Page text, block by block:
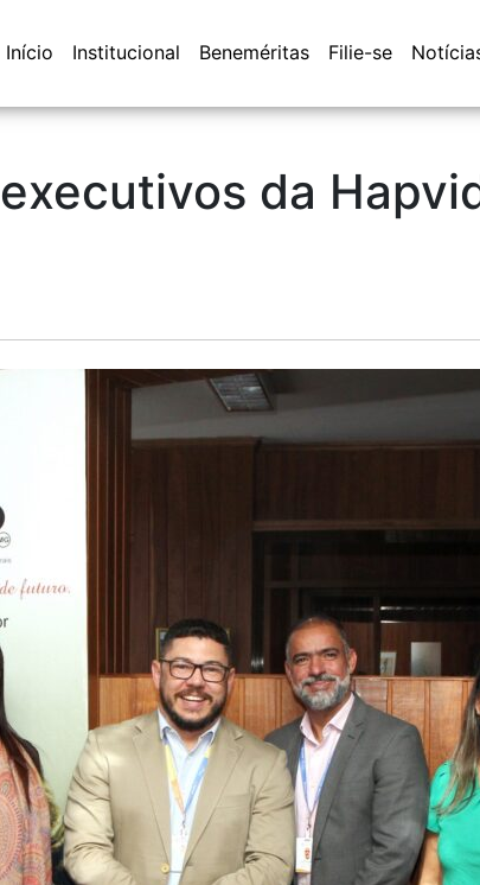
Início Institucional Beneméritas Filie-se
da